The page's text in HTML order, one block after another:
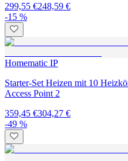
299,55 €248,59 €
-15 %
Homematic IP
Starter-Set Heizen mit 10
Access Point 2
359,45 €304,27 €
-49 %